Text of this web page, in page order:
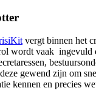
vergt binnen het
wordt vaak ingevuld
gewend zijn om
kennen en precies